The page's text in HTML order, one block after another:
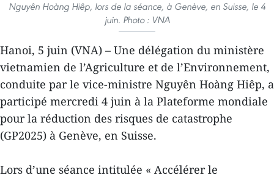
Nguyên Hoàng Hiêp, lors de la séance, à Genève, en Suisse, le 4
juin. Photo : VNA
Hanoi, 5 juin (VNA) – Une délégation du ministère
vietnamien de l’Agriculture et de l’Environnement,
conduite par le vice-ministre Nguyên Hoàng Hiêp, a
participé mercredi 4 juin à la Plateforme mondiale
pour la réduction des risques de catastrophe
(GP2025) à Genève, en Suisse.
Lors d’une séance intitulée « Accélérer le